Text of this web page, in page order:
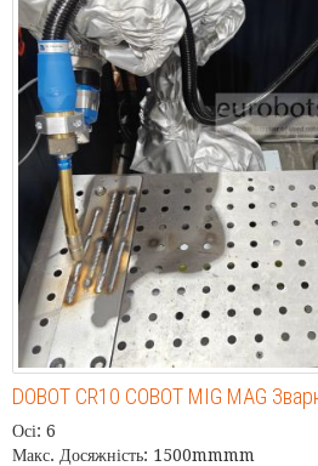
DOBOT CR10 COBOT MIG MAG
Осі: 6
Макс. Досяжність: 1500mmmm